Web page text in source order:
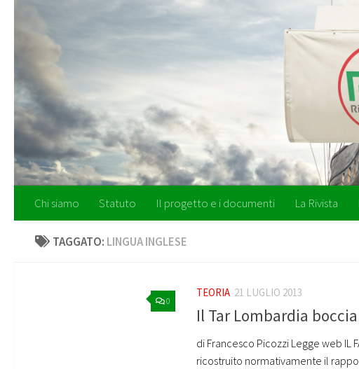
Salta al contenuto
Chi siamo Statuto Il progetto e i documenti La Rivista
TAGGATO: LINGUA INGLESE
0
TEORIA 21 LUGLIO 2013
Il Tar Lombardia
di Francesco Picozzi Legge web IL
ricostruito normativamente il